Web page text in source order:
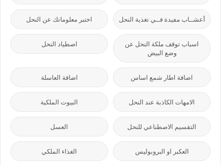
أعشــاب مفيدة فــي تغذية النحل اختبر معلوماتك عن النحل
اسباب توقف ملكة النحل عن
وضع البيض
اصطياد النحل
اضافة اطار شمع اساس اضافة العاسلة
الامهات الكاذبة عند النحل البيوت الملكية
التقسيم الاصطناعي للنحل العسل
العكبر او البروبوليس الغذاء الملكي